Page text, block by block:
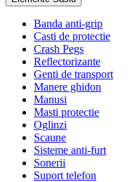
Banda anti-grip
Casti de protectie
Crash Pegs
Reflectorizante
Genti de transport
Manere ghidon
Manusi
Masti protectie
Oglinzi
Scaune
Sisteme anti-furt
Sonerii
Suport telefon